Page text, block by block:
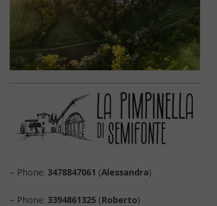
– Phone: 3478847061 (Alessandra)
– Phone: 3394861325 (Roberto)